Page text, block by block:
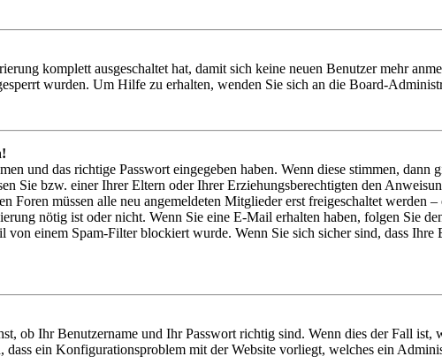
komplett ausgeschaltet hat, damit sich keine neuen Benutzer mehr
wurden. Um Hilfe zu erhalten, wenden Sie sich an die Board-
und das richtige Passwort eingegeben haben. Wenn diese stimmen, dann
Sie bzw. einer Ihrer Eltern oder Ihrer Erziehungsberechtigten den
müssen alle neu angemeldeten Mitglieder erst freigeschaltet werden
nötig ist oder nicht. Wenn Sie eine E-Mail erhalten haben, folgen Sie
einem Spam-Filter blockiert wurde. Wenn Sie sich sicher sind, dass
ob Ihr Benutzername und Ihr Passwort richtig sind. Wenn dies der Fall ist,
ein Konfigurationsproblem mit der Website vorliegt, welches ein